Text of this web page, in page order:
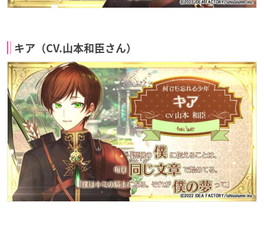
キア（CV.山本和臣さん）